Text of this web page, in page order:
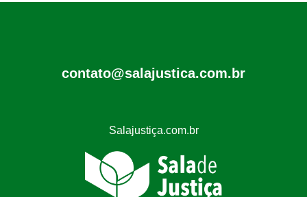
contato@salajustica.com.br
Salajustiça.com.br